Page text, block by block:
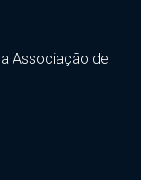
Associação de